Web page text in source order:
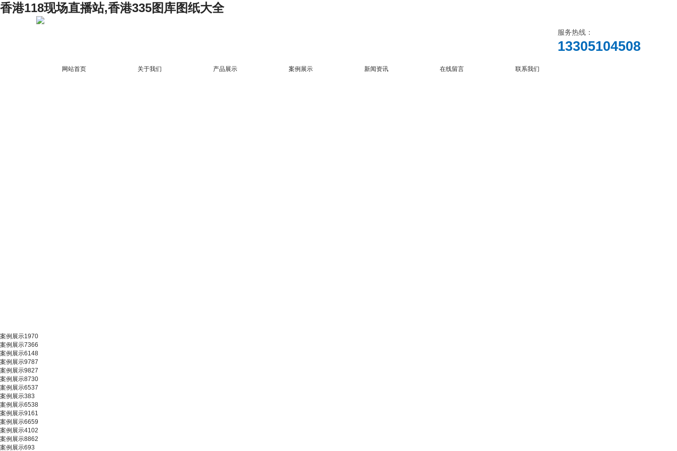
香港118现场直播站,香港335图库图纸大全
服务热线：
13305104508
网站首页 关于我们 产品展示 案例展示 新闻资讯 在线留言 联系我们
案例展示1970
案例展示7366
案例展示6148
案例展示9787
案例展示9827
案例展示8730
案例展示6537
案例展示383
案例展示6538
案例展示9161
案例展示6659
案例展示4102
案例展示8862
案例展示693